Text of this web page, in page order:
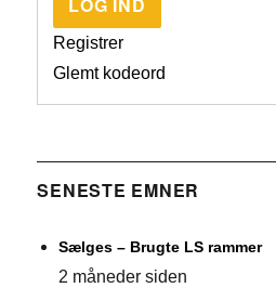
LOG IND
Registrer
Glemt kodeord
SENESTE EMNER
Sælges – Brugte LS rammer
2 måneder siden